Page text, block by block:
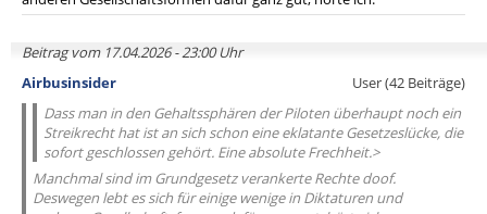
Beitrag vom 17.04.2026 - 23:00 Uhr
Airbusinsider
User (42 Beiträge)
Dass man in den Gehaltssphären der Piloten überhaupt noch ein
Streikrecht hat ist an sich schon eine eklatante Gesetzeslücke, die
sofort geschlossen gehört. Eine absolute Frechheit.>
Manchmal sind im Grundgesetz verankerte Rechte doof.
Deswegen lebt es sich für einige wenige in Diktaturen und